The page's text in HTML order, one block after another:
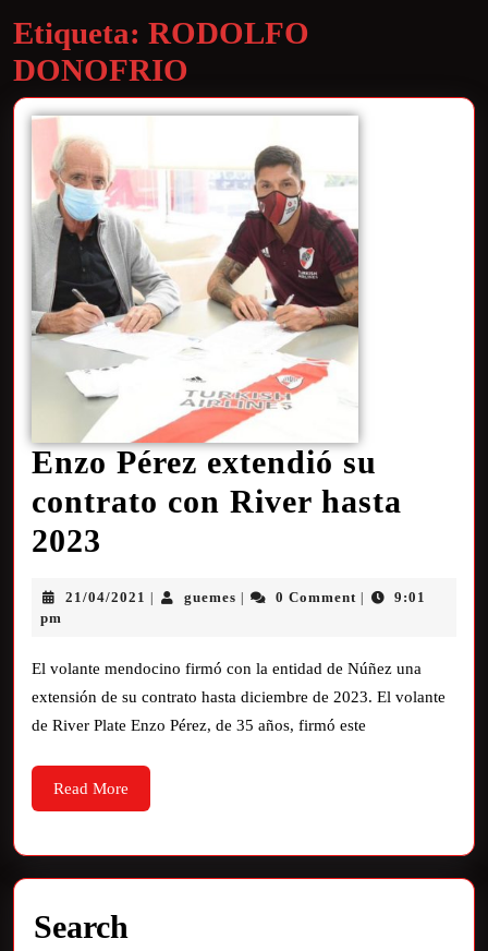
Etiqueta: RODOLFO
DONOFRIO
Enzo Pérez extendió su
contrato con River hasta
2023
21/04/2021 guemes 0 Comment
9:01
pm
El volante mendocino firmó con la entidad de Núñez una
extensión de su contrato hasta diciembre de 2023. El volante
de River Plate Enzo Pérez, de 35 años, firmó este
Read More
Search